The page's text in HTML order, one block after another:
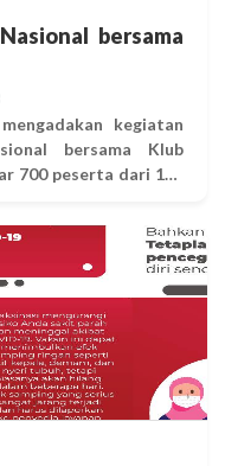
bersama
kegiatan
bersama Klub
700 peserta dari 113
aplikasi zoom meeting
di Yakes Wellness
di YFC Makassar; M.
Pak Sonci, Imam
Diki Akbari di YFC
oleh Tri
Yakes Telkom
nikmatnya sehat serta
oksigen dengan